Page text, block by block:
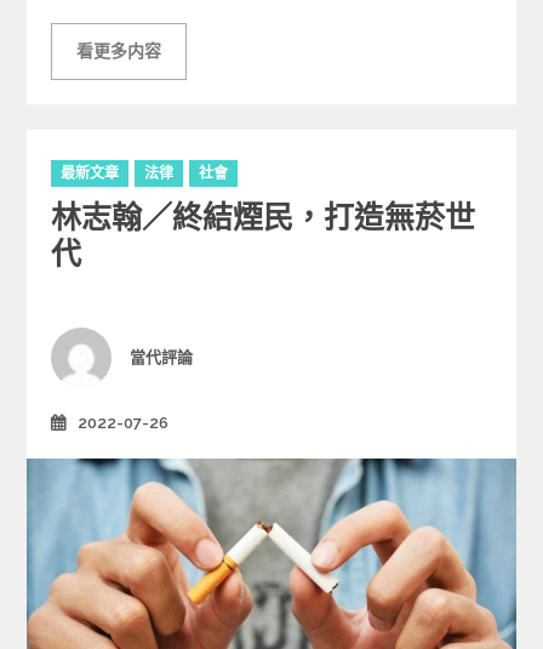
看更多内容
C
a
t
e
g
i
e
最新文章 法律 社會
林志翰／終結煙民，打造無菸世
代
Author
當代評論
2022-07-26